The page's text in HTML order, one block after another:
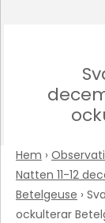
Hem ›
Natten 11-12
Betelgeuse ›
ockulterar